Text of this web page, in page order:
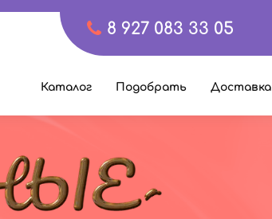
8 927 083 33 05
Каталог Подобрать Доставка